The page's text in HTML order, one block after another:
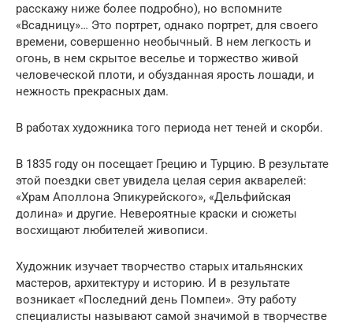
расскажу ниже более подробно), но вспомните
«Всадницу»… Это портрет, однако портрет, для своего
времени, совершенно необычный. В нем легкость и
огонь, в нем скрытое веселье и торжество живой
человеческой плоти, и обузданная ярость лошади, и
нежность прекрасных дам.
В работах художника того периода нет теней и скорби.
В 1835 году он посещает Грецию и Турцию. В результате
этой поездки свет увидела целая серия акварелей:
«Храм Аполлона Эпикурейского», «Дельфийская
долина» и другие. Невероятные краски и сюжеты
восхищают любителей живописи.
Художник изучает творчество старых итальянских
мастеров, архитектуру и историю. И в результате
возникает «Последний день Помпеи». Эту работу
специалисты называют самой значимой в творчестве